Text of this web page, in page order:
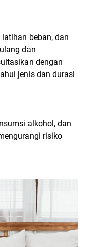
beban, dan
dan
dengan
jenis dan durasi
alkohol, dan
risiko